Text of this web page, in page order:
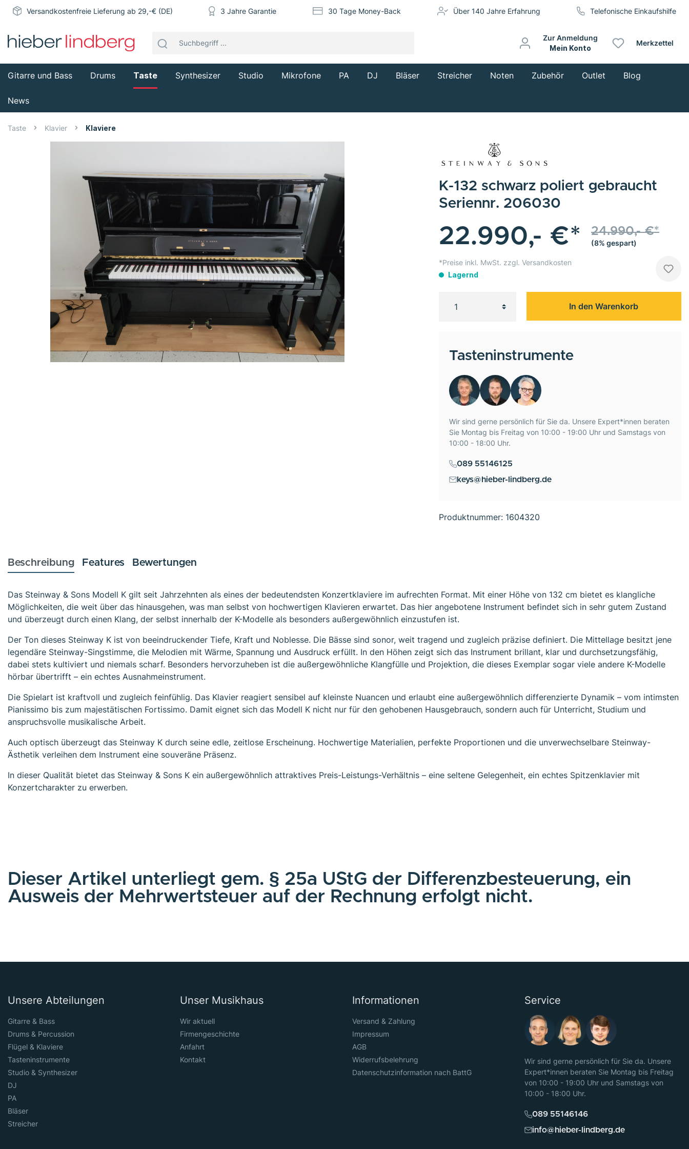
Versandkostenfreie Lieferung ab 29,-€ (DE) 3 Jahre Garantie 30 Tage Money-Back Über 140 Jahre Erfahrung Telefonische Einkaufshilfe
Zur Anmeldung
Mein Konto
Merkzettel
Gitarre und Bass Drums Taste Synthesizer Studio Mikrofone PA DJ Bläser Streicher Noten Zubehör Outlet Blog
News
Taste Klavier Klaviere
22.990,- €* 24.990,- €*
(8% gespart)
*Preise inkl. MwSt. zzgl. Versandkosten
Lagernd
In den Warenkorb
Produktnummer: 1604320
K-132 schwarz poliert gebraucht
Seriennr. 206030
Tasteninstrumente
Wir sind gerne persönlich für Sie da. Unsere Expert*innen beraten
Sie Montag bis Freitag von 10:00 - 19:00 Uhr und Samstags von
10:00 - 18:00 Uhr.
089 55146125
keys@hieber-lindberg.de
Beschreibung Features Bewertungen
Das Steinway & Sons Modell K gilt seit Jahrzehnten als eines der bedeutendsten Konzertklaviere im aufrechten Format. Mit einer Höhe von 132 cm bietet es klangliche
Möglichkeiten, die weit über das hinausgehen, was man selbst von hochwertigen Klavieren erwartet. Das hier angebotene Instrument befindet sich in sehr gutem Zustand
und überzeugt durch einen Klang, der selbst innerhalb der K-Modelle als besonders außergewöhnlich einzustufen ist.
Der Ton dieses Steinway K ist von beeindruckender Tiefe, Kraft und Noblesse. Die Bässe sind sonor, weit tragend und zugleich präzise definiert. Die Mittellage besitzt jene
legendäre Steinway-Singstimme, die Melodien mit Wärme, Spannung und Ausdruck erfüllt. In den Höhen zeigt sich das Instrument brillant, klar und durchsetzungsfähig,
dabei stets kultiviert und niemals scharf. Besonders hervorzuheben ist die außergewöhnliche Klangfülle und Projektion, die dieses Exemplar sogar viele andere K-Modelle
hörbar übertrifft – ein echtes Ausnahmeinstrument.
Die Spielart ist kraftvoll und zugleich feinfühlig. Das Klavier reagiert sensibel auf kleinste Nuancen und erlaubt eine außergewöhnlich differenzierte Dynamik – vom intimsten
Pianissimo bis zum majestätischen Fortissimo. Damit eignet sich das Modell K nicht nur für den gehobenen Hausgebrauch, sondern auch für Unterricht, Studium und
anspruchsvolle musikalische Arbeit.
Auch optisch überzeugt das Steinway K durch seine edle, zeitlose Erscheinung. Hochwertige Materialien, perfekte Proportionen und die unverwechselbare Steinway-
Ästhetik verleihen dem Instrument eine souveräne Präsenz.
In dieser Qualität bietet das Steinway & Sons K ein außergewöhnlich attraktives Preis-Leistungs-Verhältnis – eine seltene Gelegenheit, ein echtes Spitzenklavier mit
Konzertcharakter zu erwerben.
Dieser Artikel unterliegt gem. § 25a UStG der Differenzbesteuerung, ein
Ausweis der Mehrwertsteuer auf der Rechnung erfolgt nicht.
Unsere Abteilungen
Gitarre & Bass
Drums & Percussion
Flügel & Klaviere
Tasteninstrumente
Studio & Synthesizer
DJ
PA
Bläser
Streicher
Unser Musikhaus
Wir aktuell
Firmengeschichte
Anfahrt
Kontakt
Informationen
Versand & Zahlung
Impressum
AGB
Widerrufsbelehrung
Datenschutzinformation nach BattG
Service
Wir sind gerne persönlich für Sie da. Unsere
Expert*innen beraten Sie Montag bis Freitag
von 10:00 - 19:00 Uhr und Samstags von
10:00 - 18:00 Uhr.
089 55146146
info@hieber-lindberg.de